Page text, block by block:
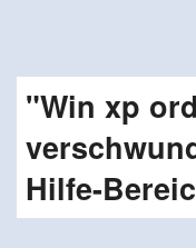
"Win xp
Hilfe-